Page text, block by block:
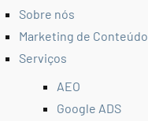
Sobre nós
Marketing de Conteúdo
Serviços
AEO
Google ADS